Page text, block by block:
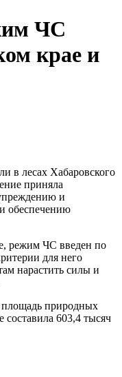
ЧС
крае и
в лесах Хабаровского
приняла
и
обеспечению
режим ЧС введен по
для него
нарастить силы и
площадь природных
603,4 тысяч